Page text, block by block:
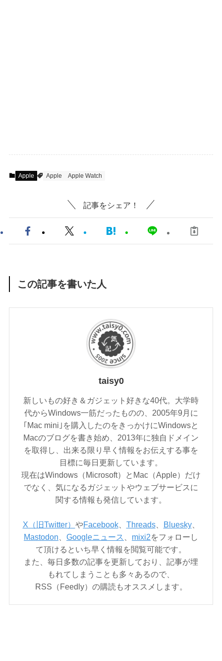
Apple Apple Apple Watch
記事をシェア！
この記事を書いた人
taisy0
新しいもの好き＆ガジェット好きな40代。大学時
代からWindows一筋だったものの、2005年9月に
｢Mac mini｣を購入したのをきっかけにWindowsと
Macのブログを書き始め、2013年に独自ドメイン
を取得し、出来る限り早く情報をお伝えする事を
目標に毎日更新しています。
現在はWindows（Microsoft）とMac（Apple）だけ
でなく、気になるガジェットやウェブサービスに
関する情報も発信しています。
X（旧Twitter） やFacebook、 Threads、 Bluesky、
Mastodon
Googleニュース mixi2をフォローし
て頂けるといち早く情報を閲覧可能です。
また、毎日多数の記事を更新しており、記事が埋
もれてしまうことも多々あるので、
RSS（Feedly）の購読もオススメします。